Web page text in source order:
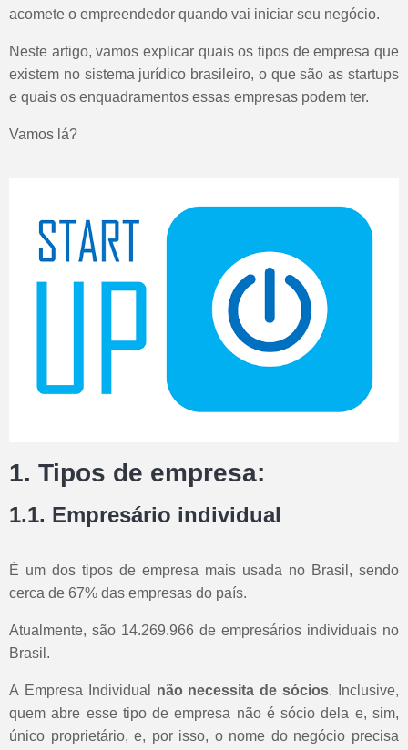
acomete o empreendedor quando vai iniciar seu negócio.
Neste artigo, vamos explicar quais os tipos de empresa que
existem no sistema jurídico brasileiro, o que são as startups
e quais os enquadramentos essas empresas podem ter.
Vamos lá?
1. Tipos de empresa:
1.1. Empresário individual
É um dos tipos de empresa mais usada no Brasil, sendo
cerca de 67% das empresas do país.
Atualmente, são 14.269.966 de empresários individuais no
Brasil.
A Empresa Individual não necessita de sócios. Inclusive,
quem abre esse tipo de empresa não é sócio dela e, sim,
único proprietário, e, por isso, o nome do negócio precisa